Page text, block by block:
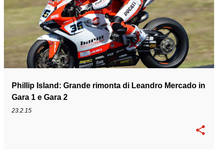
Phillip Island: Grande rimonta di Leandro Mercado in
Gara 1 e Gara 2
23.2.15